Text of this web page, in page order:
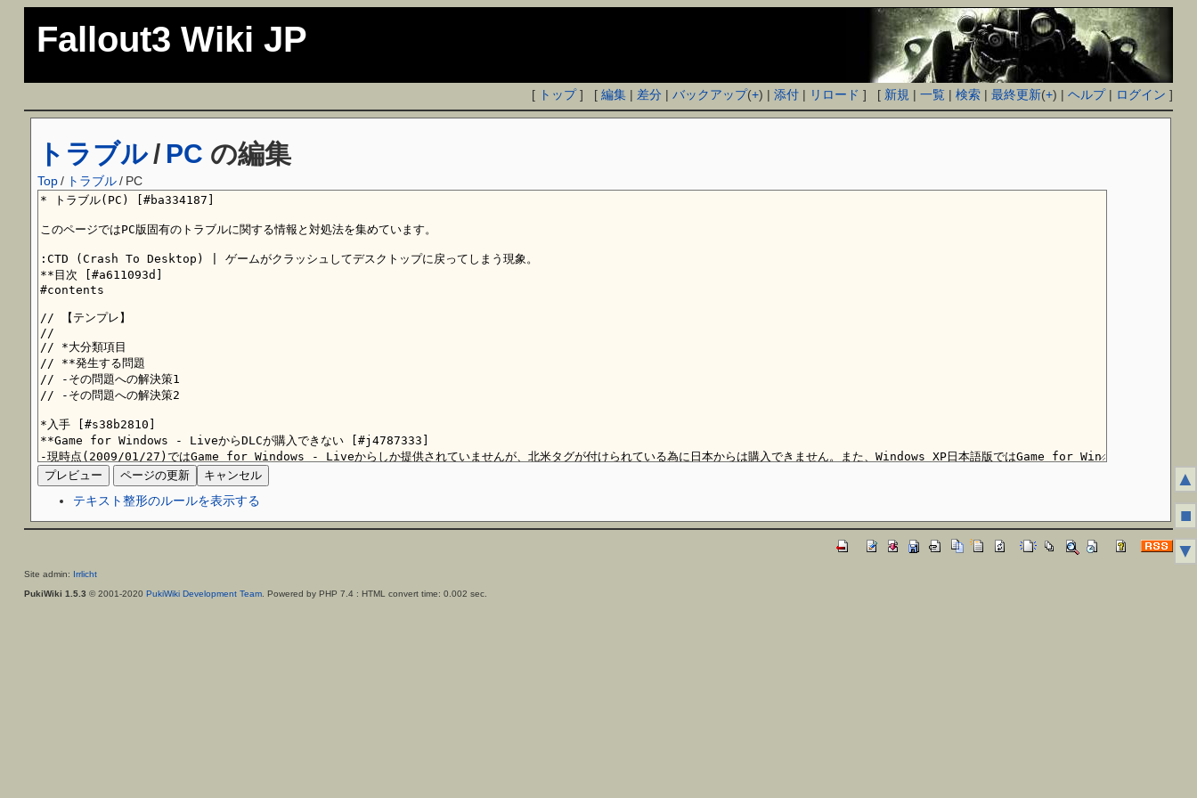
Fallout3 Wiki JP
[ トップ] [編集 | 差分 |バックアップ(+) |添付 | リロード ] [ 新規 |一覧 |検索 |最終更新(+) |ヘルプ| ログイン ]
トラブル / PC の編集
Top/ トラブル/ PC
テキスト整形のルールを表示する
Site admin: Irrlicht
PukiWiki 1.5.3 © 2001-2020 PukiWiki Development Team. Powered by PHP 7.4 : HTML convert time: 0.002 sec.
▲
■
▼